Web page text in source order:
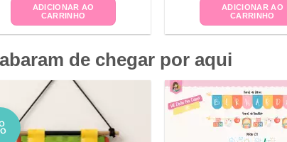
ADICIONAR AO
CARRINHO
ADICIONAR AO
CARRINHO
de chegar por aqui